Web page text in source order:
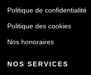
Politique de confidentialité
Politique des cookies
Nos honoraires
NOS SERVICES